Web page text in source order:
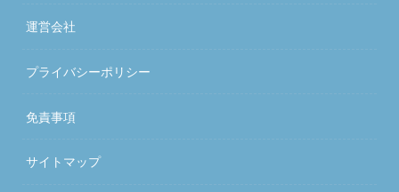
運営会社
プライバシーポリシー
免責事項
サイトマップ